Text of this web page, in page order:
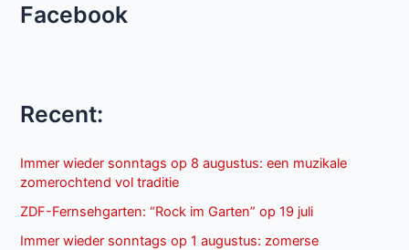
Facebook
Recent:
Immer wieder sonntags op 8 augustus: een muzikale
zomerochtend vol traditie
ZDF-Fernsehgarten: “Rock im Garten” op 19 juli
Immer wieder sonntags op 1 augustus: zomerse